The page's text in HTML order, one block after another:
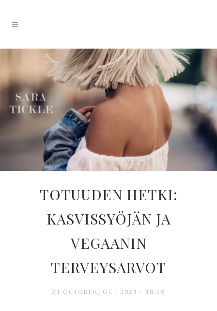
TOTUUDEN HETKI:
KASVISSYÖJÄN JA
VEGAANIN
TERVEYSARVOT
21 OCTOBER, OCT 2021 - 18:29